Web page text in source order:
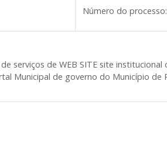
Número do processo:
serviços de WEB SITE site
Municipal de governo do Município de